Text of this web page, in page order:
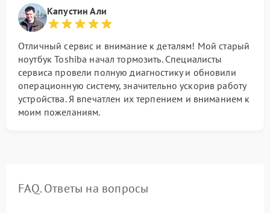
Капустин Али
Отличный сервис и внимание к деталям! Мой старый
ноутбук Toshiba начал тормозить. Специалисты
сервиса провели полную диагностику и обновили
операционную систему, значительно ускорив работу
устройства. Я впечатлен их терпением и вниманием к
моим пожеланиям.
FAQ. Ответы на вопросы